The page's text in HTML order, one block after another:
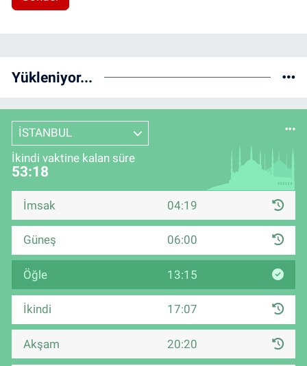
Yükleniyor...
İSTANBUL
İkindi vaktine kalan süre
53:17
İmsak 04:19
Güneş 06:00
Öğle 13:15
İkindi 17:07
Akşam 20:20